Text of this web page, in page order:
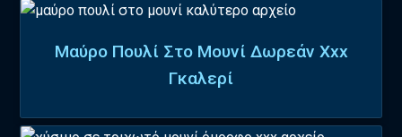
Μαύρο Πουλί Στο Μουνί Δωρεάν Xxx
Γκαλερί